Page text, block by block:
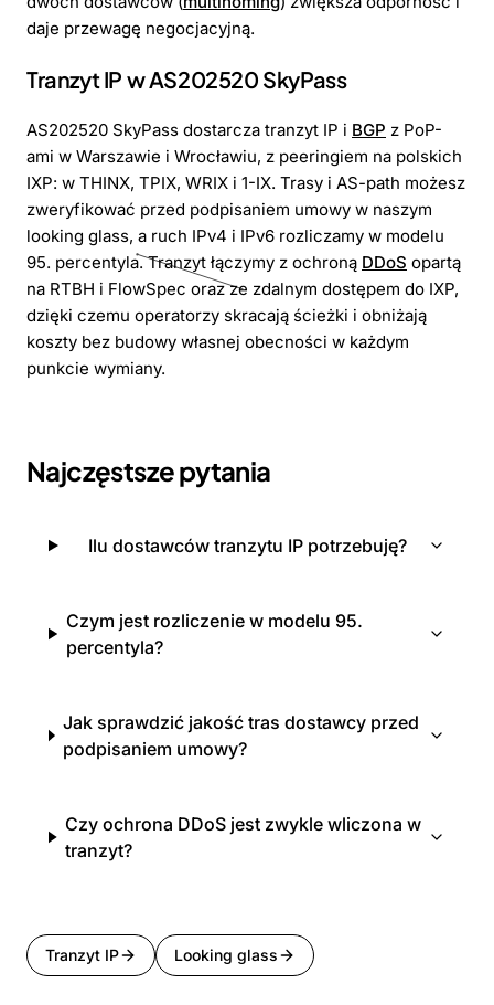
daje przewagę negocjacyjną.
Tranzyt IP w AS202520 SkyPass
AS202520 SkyPass dostarcza tranzyt IP i BGP z PoP-
ami w Warszawie i Wrocławiu, z peeringiem na polskich
IXP: w THINX, TPIX, WRIX i 1-IX. Trasy i AS-path możesz
zweryfikować przed podpisaniem umowy w naszym
looking glass, a ruch IPv4 i IPv6 rozliczamy w modelu
95. percentyla. Tranzyt łączymy z ochroną DDoS opartą
na RTBH i FlowSpec oraz ze zdalnym dostępem do IXP,
dzięki czemu operatorzy skracają ścieżki i obniżają
koszty bez budowy własnej obecności w każdym
punkcie wymiany.
Najczęstsze pytania
Ilu dostawców tranzytu IP potrzebuję?
Czym jest rozliczenie w modelu 95.
percentyla?
Jak sprawdzić jakość tras dostawcy przed
podpisaniem umowy?
Czy ochrona DDoS jest zwykle wliczona w
tranzyt?
Tranzyt IP Looking glass